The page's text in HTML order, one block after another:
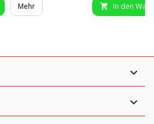
Mehr  In den

